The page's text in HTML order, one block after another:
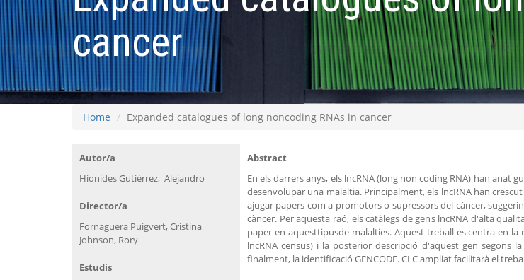
cancer
Home Expanded catalogues of long noncoding RNAs in cancer
Autor/a
Hionides Gutiérrez, Alejandro
Abstract
En els darrers anys, els lncRNA (long non coding RNA) han anat
desenvolupar una malaltia. Principalment, els lncRNA han
ajugar papers com a promotors o supressors del càncer,
càncer. Per aquesta raó, els catàlegs de gens lncRNA d'alta
paper en aquesttipusde malalties. Aquest treball es centra en la
lncRNA census) i la posterior descripció d'aquest gen segons
finalment, la identificació GENCODE. CLC ampliat facilitarà el
Director/a
Fornaguera Puigvert, Cristina
Johnson, Rory
Estudis